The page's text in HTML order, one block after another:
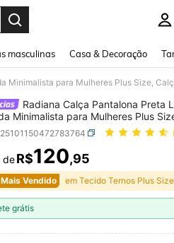
masculinas Casa & Decoração
Radiana Calça Pantalona Preta
Minimalista para Mulheres Plus
Calça Pantalona Preta,
Alta, Calça Social Preta,
AND
deR$120,95
Vendido em Tecido Ternos Plus Size
grátis